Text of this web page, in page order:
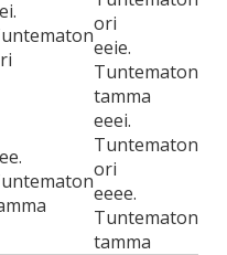
ori
eeie.
Tuntematon
tamma
eeei.
Tuntematon
ori
eeee.
Tuntematon
tamma